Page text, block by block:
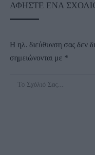
ΑΦΉΣΤΕ ΈΝΑ
Η ηλ. διεύθυνση σας δεν
σημειώνονται με *